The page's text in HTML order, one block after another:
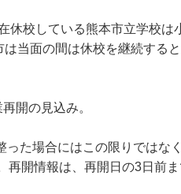
校している熊本市立学校は
当面の間は休校を継続する
開の見込み。
た場合にはこの限りではな
再開情報は、再開日の3日前